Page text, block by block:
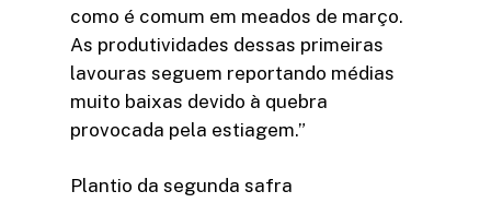
como é comum em meados de março.
As produtividades dessas primeiras
lavouras seguem reportando médias
muito baixas devido à quebra
provocada pela estiagem.”
Plantio da segunda safra